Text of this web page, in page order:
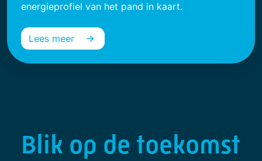
energieprofiel van het pand in kaart.
Lees meer
Blik op de toekomst